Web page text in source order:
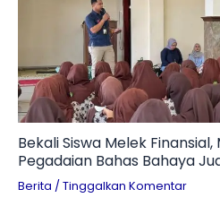
Bekali Siswa Melek
Pegadaian Bahas Bahaya
Ta’awun
Berita / Tinggalkan Komentar